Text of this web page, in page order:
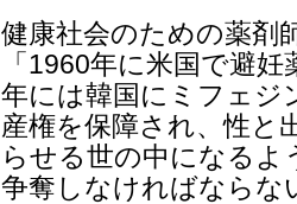
健康社会のための薬剤
「1960年に米国で避
年には韓国にミフェジ
産権を保障され、性と
らせる世の中になる
争奪しなければならな